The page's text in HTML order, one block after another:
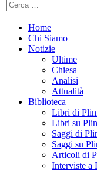
Home
Chi Siamo
Notizie
Ultime
Chiesa
Analisi
Attualità
Biblioteca
Libri di
Libri su
Saggi di
Saggi su
Articoli di
Interviste a